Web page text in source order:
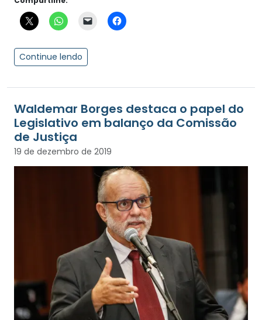
Continue lendo
Waldemar Borges destaca o papel do
Legislativo em balanço da Comissão
de Justiça
19 de dezembro de 2019